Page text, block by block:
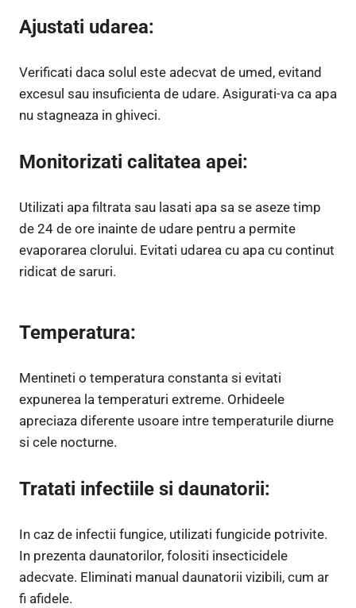
Ajustati udarea:
Verificati daca solul este adecvat de umed, evitand
excesul sau insuficienta de udare. Asigurati-va ca apa
nu stagneaza in ghiveci.
Monitorizati calitatea apei:
Utilizati apa filtrata sau lasati apa sa se aseze timp
de 24 de ore inainte de udare pentru a permite
evaporarea clorului. Evitati udarea cu apa cu continut
ridicat de saruri.
Temperatura:
Mentineti o temperatura constanta si evitati
expunerea la temperaturi extreme. Orhideele
apreciaza diferente usoare intre temperaturile diurne
si cele nocturne.
Tratati infectiile si daunatorii:
In caz de infectii fungice, utilizati fungicide potrivite.
In prezenta daunatorilor, folositi insecticidele
adecvate. Eliminati manual daunatorii vizibili, cum ar
fi afidele.